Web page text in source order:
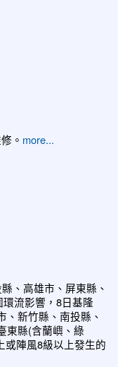
。 more...
、高雄市、屏東縣、
流影響，8日基隆
、新竹縣、南投縣、
東縣(含蘭嶼、綠
或陣風8級以上發生的